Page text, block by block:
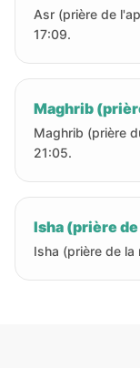
Asr (prière de
17:09.
Maghrib
Maghrib (prière
21:05.
Isha (prière
Isha (prière de la